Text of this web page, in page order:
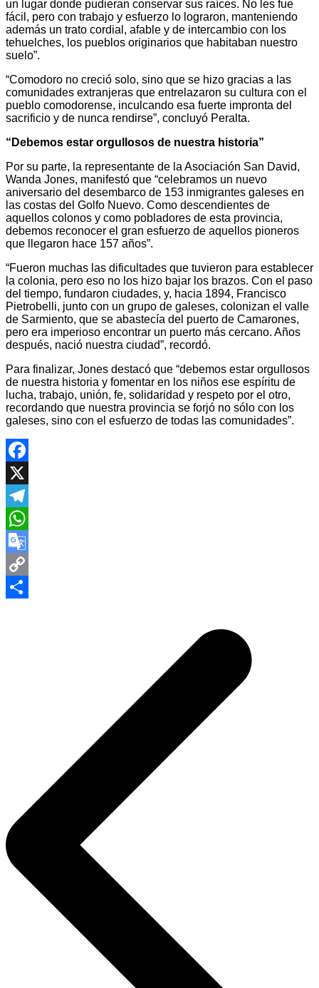
un lugar donde pudieran conservar sus raíces. No les fue
fácil, pero con trabajo y esfuerzo lo lograron, manteniendo
además un trato cordial, afable y de intercambio con los
tehuelches, los pueblos originarios que habitaban nuestro
suelo”.
“Comodoro no creció solo, sino que se hizo gracias a las
comunidades extranjeras que entrelazaron su cultura con el
pueblo comodorense, inculcando esa fuerte impronta del
sacrificio y de nunca rendirse”, concluyó Peralta.
“Debemos estar orgullosos de nuestra historia”
Por su parte, la representante de la Asociación San David,
Wanda Jones, manifestó que “celebramos un nuevo
aniversario del desembarco de 153 inmigrantes galeses en
las costas del Golfo Nuevo. Como descendientes de
aquellos colonos y como pobladores de esta provincia,
debemos reconocer el gran esfuerzo de aquellos pioneros
que llegaron hace 157 años”.
“Fueron muchas las dificultades que tuvieron para establecer
la colonia, pero eso no los hizo bajar los brazos. Con el paso
del tiempo, fundaron ciudades, y, hacia 1894, Francisco
Pietrobelli, junto con un grupo de galeses, colonizan el valle
de Sarmiento, que se abastecía del puerto de Camarones,
pero era imperioso encontrar un puerto más cercano. Años
después, nació nuestra ciudad”, recordó.
Para finalizar, Jones destacó que “debemos estar orgullosos
de nuestra historia y fomentar en los niños ese espíritu de
lucha, trabajo, unión, fe, solidaridad y respeto por el otro,
recordando que nuestra provincia se forjó no sólo con los
galeses, sino con el esfuerzo de todas las comunidades”.
Facebook
X
Telegram
WhatsApp
Google
Translate
Copy